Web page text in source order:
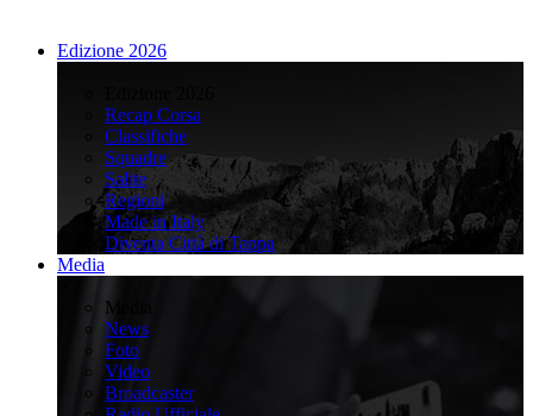
Edizione 2026
Recap Corsa
Classifiche
Squadre
Salite
Regioni
Made in Italy
Diventa Città di Tappa
Media
Media
News
Foto
Video
Broadcaster